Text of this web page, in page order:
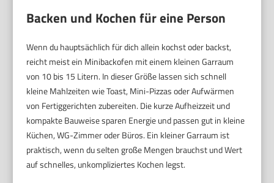
Backen und Kochen für eine Person
Wenn du hauptsächlich für dich allein kochst oder backst,
reicht meist ein Minibackofen mit einem kleinen Garraum
von 10 bis 15 Litern. In dieser Größe lassen sich schnell
kleine Mahlzeiten wie Toast, Mini-Pizzas oder Aufwärmen
von Fertiggerichten zubereiten. Die kurze Aufheizzeit und
kompakte Bauweise sparen Energie und passen gut in kleine
Küchen, WG-Zimmer oder Büros. Ein kleiner Garraum ist
praktisch, wenn du selten große Mengen brauchst und Wert
auf schnelles, unkompliziertes Kochen legst.